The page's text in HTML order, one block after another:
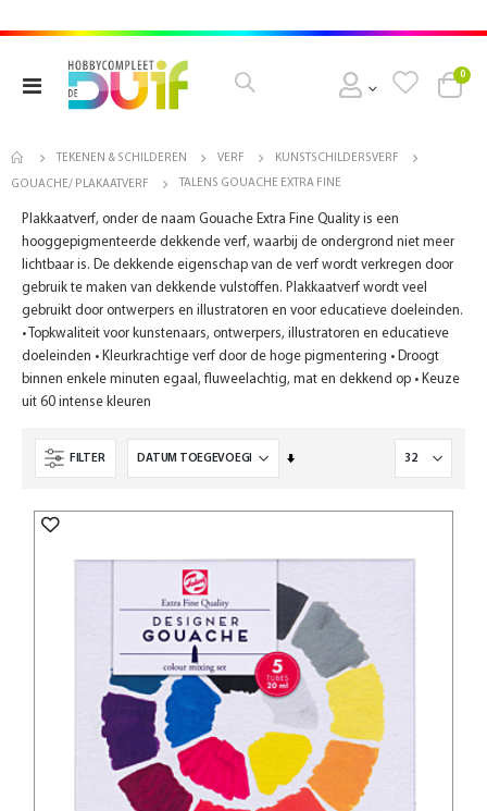
Toggle
Cart
0
TEKENEN & SCHILDEREN VERF KUNSTSCHILDERSVERF
GOUACHE/ PLAKAATVERF TALENS GOUACHE EXTRA FINE
Plakkaatverf, onder de naam Gouache Extra Fine Quality is een
hooggepigmenteerde dekkende verf, waarbij de ondergrond niet meer
lichtbaar is. De dekkende eigenschap van de verf wordt verkregen door
gebruik te maken van dekkende vulstoffen. Plakkaatverf wordt veel
gebruikt door ontwerpers en illustratoren en voor educatieve doeleinden.
• Topkwaliteit voor kunstenaars, ontwerpers, illustratoren en educatieve
doeleinden • Kleurkrachtige verf door de hoge pigmentering • Droogt
binnen enkele minuten egaal, fluweelachtig, mat en dekkend op • Keuze
uit 60 intense kleuren
FILTER
Van